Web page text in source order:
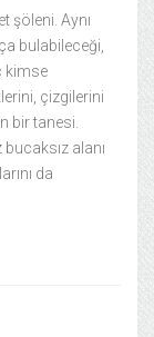
şöleni. Aynı
bulabileceği,
kimse
çizgilerini
bir tanesi.
alanı
da